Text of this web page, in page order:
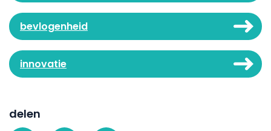
bevlogenheid
innovatie
delen